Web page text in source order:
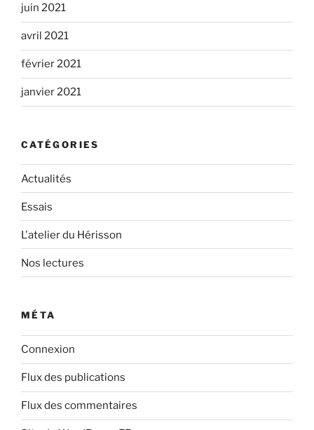
juin 2021
avril 2021
février 2021
janvier 2021
CATÉGORIES
Actualités
Essais
L'atelier du Hérisson
Nos lectures
MÉTA
Connexion
Flux des publications
Flux des commentaires